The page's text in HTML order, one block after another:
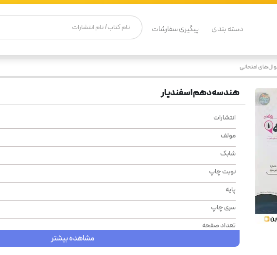
دسته بندی پیگیری سفارشات
امتحانی
هندسه دهم اسفندیار
انتشارات
مولف
شابک
نوبت چاپ
پایه
سری چاپ
تعداد صفحه
مشاهده بیشتر